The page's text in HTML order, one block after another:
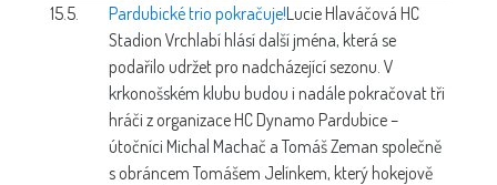
15.5.
Pardubické trio pokračuje!Lucie Hlaváčová HC
Stadion Vrchlabí hlásí další jména, která se
podařilo udržet pro nadcházející sezonu. V
krkonošském klubu budou i nadále pokračovat tři
hráči z organizace HC Dynamo Pardubice –
útočníci Michal Machač a Tomáš Zeman společně
s obráncem Tomášem Jelínkem, který hokejově